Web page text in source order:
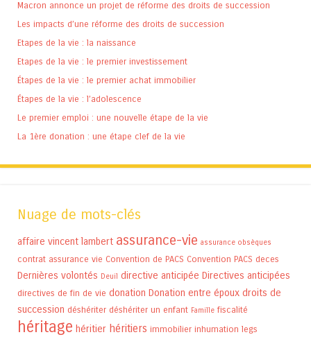
Macron annonce un projet de réforme des droits de succession
Les impacts d’une réforme des droits de succession
Etapes de la vie : la naissance
Etapes de la vie : le premier investissement
Étapes de la vie : le premier achat immobilier
Étapes de la vie : l’adolescence
Le premier emploi : une nouvelle étape de la vie
La 1ère donation : une étape clef de la vie
Nuage de mots-clés
affaire vincent lambert assurance-vie assurance obsèques
contrat assurance vie Convention de PACS Convention PACS deces
Dernières volontés Deuil directive anticipée Directives anticipées
directives de fin de vie donation Donation entre époux droits de
succession déshériter déshériter un enfant Famille fiscalité
héritage héritier héritiers immobilier inhumation legs